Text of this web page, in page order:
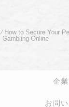
⁄ How to Secure Your
Gambling Online
企
お問